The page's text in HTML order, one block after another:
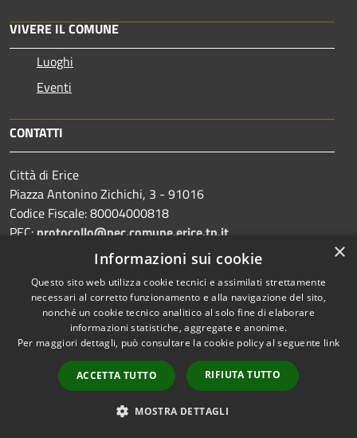
VIVERE IL COMUNE
Luoghi
Eventi
CONTATTI
Città di Erice
Piazza Antonino Zichichi, 3 - 91016
Codice Fiscale: 80004000818
PEC: protocollo@pec.comune.erice.tp.it
Centralino Unico: 0923 502111
Prenotazione appuntamento
Segnalazione disservizio
Leggi le FAQ
Richiesta assistenza
×
Informazioni sui cookie
Questo sito web utilizza cookie tecnici e assimilati strettamente
necessari al corretto funzionamento e alla navigazione del sito,
nonché un cookie tecnico analitico al solo fine di elaborare
informazioni statistiche, aggregate e anonime.
Per maggiori dettagli, può consultare la cookie policy al seguente link
ACCETTA TUTTO RIFIUTA TUTTO
MOSTRA DETTAGLI